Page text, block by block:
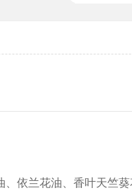
依兰花油、香叶天竺葵